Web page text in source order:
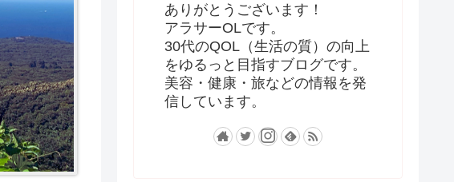
ありがとうございます！
アラサーOLです。
30代のQOL（生活の質）の向上
をゆるっと目指すブログです。
美容・健康・旅などの情報を発
信しています。